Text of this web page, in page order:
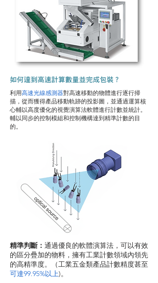
如何達到高速計算數量並完成包裝？
利用高速光線感測器對高速移動的物體進行逐行掃
描，從而獲得產品移動軌跡的投影圖，並通過運算核
心輔以高度優化的視覺演算法軟體進行計數並統計。
輔以同步的控制模組和控制機構達到精準計數的目
的。
精準判斷： 通過優良的軟體演算法，可以有效
的區分疊加的物料， 擁有工業計數領域內領先
的高精準度。（工業五金類產品計數精度甚至
可達99.95%以上)。